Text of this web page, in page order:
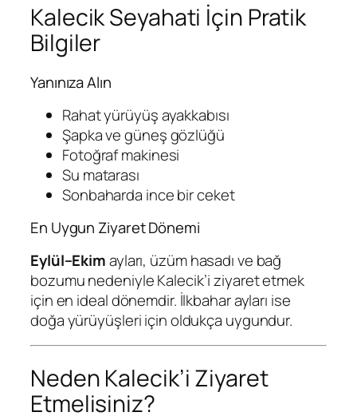
Kalecik Seyahati İçin Pratik
Bilgiler
Yanınıza Alın
Rahat yürüyüş ayakkabısı
Şapka ve güneş gözlüğü
Fotoğraf makinesi
Su matarası
Sonbaharda ince bir ceket
En Uygun Ziyaret Dönemi
Eylül–Ekimayları, üzüm hasadı ve bağ
bozumu nedeniyle Kalecik’i ziyaret etmek
için en ideal dönemdir. İlkbahar ayları ise
doğa yürüyüşleri için oldukça uygundur.
Neden Kalecik’i Ziyaret
Etmelisiniz?